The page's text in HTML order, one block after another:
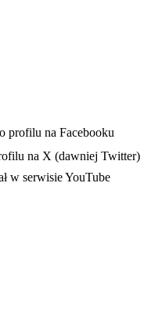
karcie
profilu na Facebooku
na X (dawniej Twitter)
karcie
w serwisie YouTube